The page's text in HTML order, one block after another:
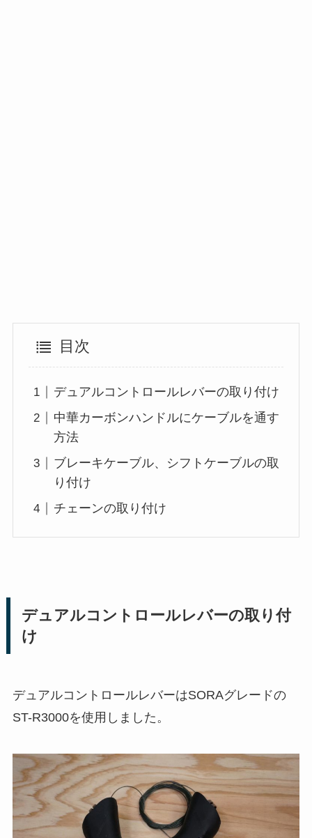
目次
デュアルコントロールレバーの取り付け
中華カーボンハンドルにケーブルを通す
方法
ブレーキケーブル、シフトケーブルの取
り付け
チェーンの取り付け
デュアルコントロールレバーの取り付
け
デュアルコントロールレバーはSORAグレードの
ST-R3000を使用しました。